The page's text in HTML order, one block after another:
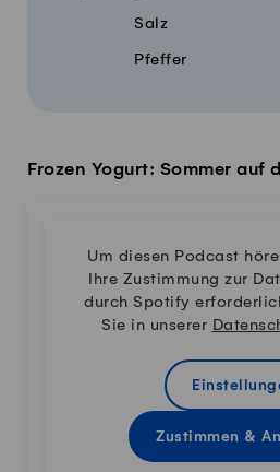
Salz
Pfeffer
Frozen Yogurt: Sommer auf
Um diesen Podcast
Ihre Zustimmung zur
durch Spotify
Sie in unserer
Zustimmen &